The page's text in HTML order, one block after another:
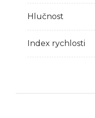
Hlučnost
Index rychlosti